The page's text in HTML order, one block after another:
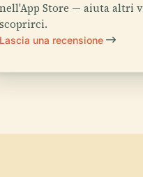
nell'App Store — aiuta altri
scoprirci.
Lascia una recensione